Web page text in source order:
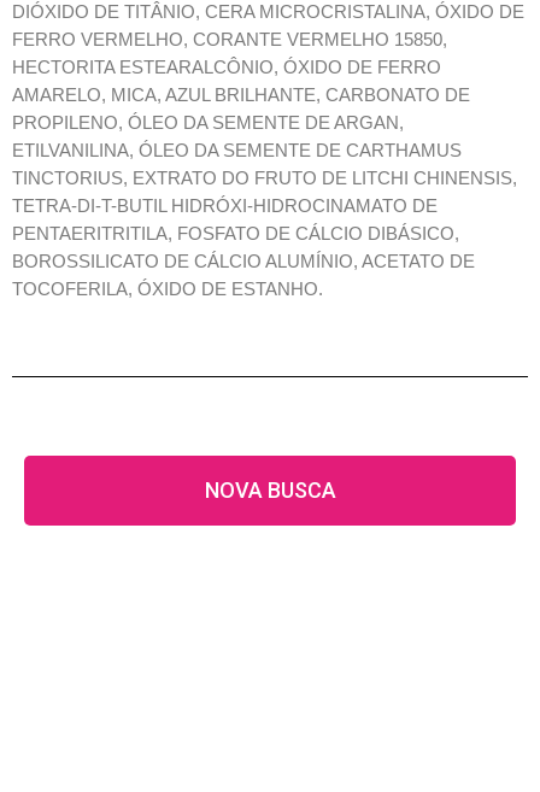
DIÓXIDO DE TITÂNIO, CERA MICROCRISTALINA, ÓXIDO DE
FERRO VERMELHO, CORANTE VERMELHO 15850,
HECTORITA ESTEARALCÔNIO, ÓXIDO DE FERRO
AMARELO, MICA, AZUL BRILHANTE, CARBONATO DE
PROPILENO, ÓLEO DA SEMENTE DE ARGAN,
ETILVANILINA, ÓLEO DA SEMENTE DE CARTHAMUS
TINCTORIUS, EXTRATO DO FRUTO DE LITCHI CHINENSIS,
TETRA-DI-T-BUTIL HIDRÓXI-HIDROCINAMATO DE
PENTAERITRITILA, FOSFATO DE CÁLCIO DIBÁSICO,
BOROSSILICATO DE CÁLCIO ALUMÍNIO, ACETATO DE
TOCOFERILA, ÓXIDO DE ESTANHO.
NOVA BUSCA